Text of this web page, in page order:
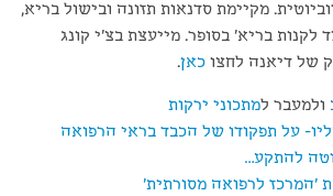
מקיימת סדנאות תזונה ובישול בריא,
לקנות בריא' בסופר. מייעצת בצ'י קונג
של דיאנה לחצו כאן.
ולמעבר למתכוני ירקות
על תפקודו של הכבד בראי הרפואה
להתקע…
'המרכז לרפואה מסורתית'